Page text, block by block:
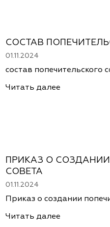
СОСТАВ
01.11.2024
состав попечительского
Читать далее
ПРИКАЗ О
СОВЕТА
01.11.2024
Приказ о создании
Читать далее